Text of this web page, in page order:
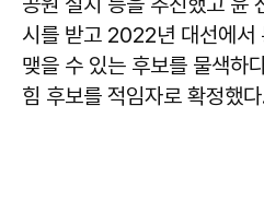
시를 받고 2022년 대선에서
맺을 수 있는 후보를 물색하
힘 후보를 적임자로 확정했